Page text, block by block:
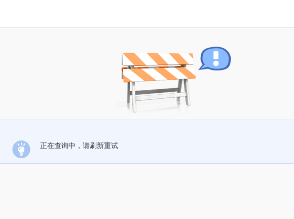
正在查询中，请刷新重试